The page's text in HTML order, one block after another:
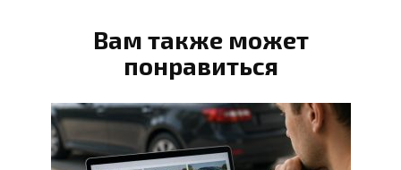
Вам также может
понравиться